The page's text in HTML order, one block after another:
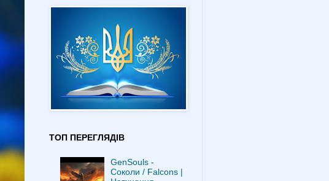
ТОП ПЕРЕГЛЯДІВ
GenSouls -
Соколи / Falcons |